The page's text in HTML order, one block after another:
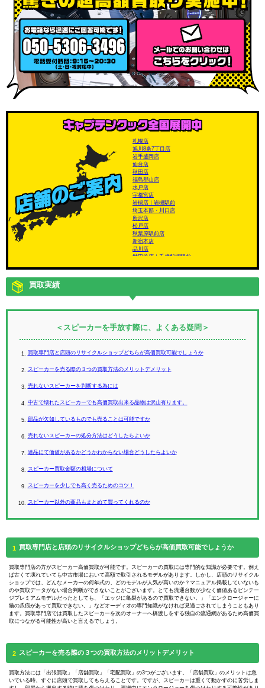
札幌店
旭川8条7丁目店
岩手盛岡店
仙台店
秋田店
福島郡山店
水戸店
宇都宮店
岩槻店｜岩槻駅前
埼玉本部・川口店
所沢店
松戸店
秋葉原駅前店
新宿本店
品川店
世田谷店｜千歳船橋駅前
板橋店
神奈川本部・横浜店
山梨甲府店
塩尻店
岐阜店
岐阜飛騨店
愛知本部・名古屋店
大阪本部・吹田店
岡山店
高松店
高知店
北九州門司店
鹿児島店
買取実績
＜スピーカーを手放す際に、よくある疑問＞
買取専門店と店頭のリサイクルショップどちらが高価買取可能でしょうか
スピーカーを売る際の３つの買取方法のメリットデメリット
売れないスピーカーを判断する為には
中古で壊れたスピーカーでも高価買取出来る品物は沢山有ります。
部品が欠如しているものでも売ることは可能ですか
売れないスピーカーの処分方法はどうしたらよいか
遺品にて価値があるかどうかわからない場合どうしたらよいか
スピーカー買取金額の相場について
スピーカーを少しでも高く売るためのコツ！
スピーカー以外の商品もまとめて買ってくれるのか
1 買取専門店と店頭のリサイクルショップどちらが高価買取可能でしょうか
買取専門店の方がスピーカー高価買取が可能です。スピーカーの買取には専門的な知識が必要です。例え
ば古くて壊れていても中古市場において高額で取引されるモデルがあります。しかし、店頭のリサイクル
ショップでは、どんなメーカーの何年式の、どのモデルが人気が高いのか？マニュアル掲載していないも
のや買取データがない場合判断ができないことがございます。とても流通台数が少なく価値あるビンテー
ジプレミアムモデルだったとしても、「エッジに亀裂があるので買取できない。」「エンクロージャーに
猫の爪痕があって買取できない。」などオーディオの専門知識がなければ見過ごされてしまうこともあり
ます。買取専門店では買取したスピーカーを次のオーナーへ橋渡しをする独自の流通網があるため高価買
取につながる可能性が高いと言えるでしょう。
2 スピーカーを売る際の３つの買取方法のメリットデメリット
買取方法には「出張買取」「店舗買取」「宅配買取」の3つがございます。「店舗買取」のメリットは急
いでいる時、すぐに店頭で買取してもらえることです。ですが、スピーカーは重くて動かすのに苦労しま